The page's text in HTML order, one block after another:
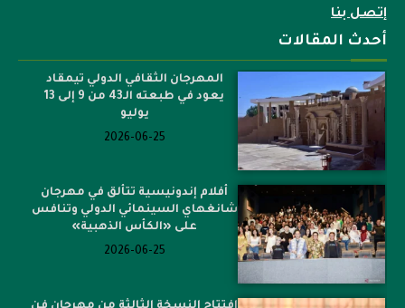
إتصل بنا
أحدث المقالات
المهرجان الثقافي الدولي تيمقاد
يعود في طبعته الـ43 من 9 إلى 13
يوليو
2026-06-25
أفلام إندونيسية تتألق في مهرجان
شانغهاي السينمائي الدولي وتنافس
على «الكأس الذهبية»
2026-06-25